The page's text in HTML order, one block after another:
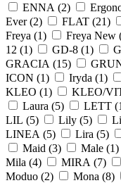
ENNA (2)
Ever (2) FLAT (21)
Freya (1) Freya New
12 (1) GD-8 (1)
GRACIA (15)
ICON (1) Iryda (1)
KLEO (1) KLEO/
Laura (5) LETT (1
LIL (5) Lily (5)
LINEA (5) Lira (5)
Maid (3) Male (1)
Mila (4) MIRA (7)
Moduo (2) Mona (8)